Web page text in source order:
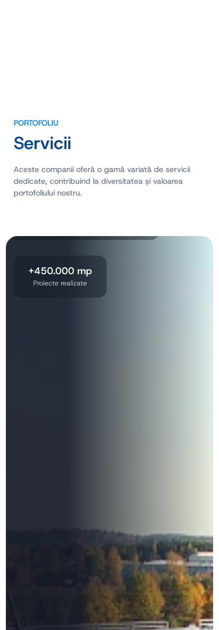
PORTOFOLIU
Servicii
Aceste companii oferă o gamă variată de servicii
dedicate, contribuind la diversitatea și valoarea
portofoliului nostru.
+450.000 mp
Proiecte realizate